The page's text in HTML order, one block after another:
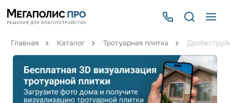
Главная Каталог Тротуарная плитка